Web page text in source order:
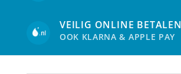
VEILIG ONLINE BETALEN
OOK KLARNA & APPLE PAY